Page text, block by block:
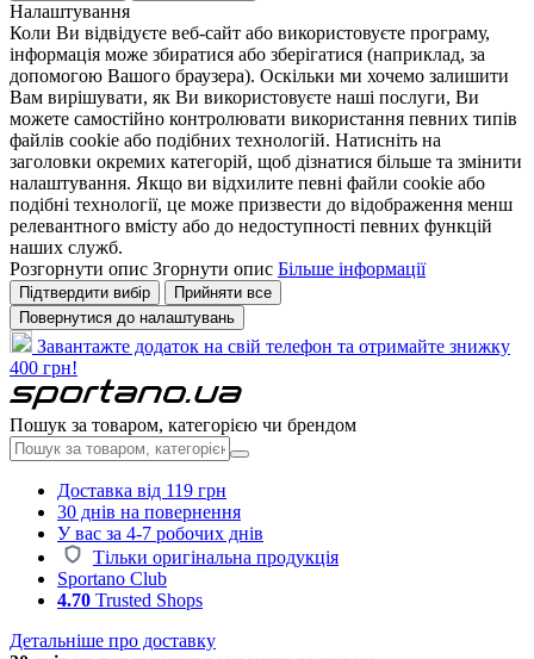
Налаштування
Коли Ви відвідуєте веб-сайт або використовуєте програму,
інформація може збиратися або зберігатися (наприклад, за
допомогою Вашого браузера). Оскільки ми хочемо залишити
Вам вирішувати, як Ви використовуєте наші послуги, Ви
можете самостійно контролювати використання певних типів
файлів cookie або подібних технологій. Натисніть на
заголовки окремих категорій, щоб дізнатися більше та змінити
налаштування. Якщо ви відхилите певні файли cookie або
подібні технології, це може призвести до відображення менш
релевантного вмісту або до недоступності певних функцій
наших служб.
Розгорнути опис Згорнути опис Більше інформації
Підтвердити вибір
Прийняти все
Повернутися до налаштувань
Завантажте додаток на свій телефон та отримайте знижку
400 грн!
Пошук за товаром, категорією чи брендом
Доставка від 119 грн
30 днів на повернення
У вас за 4-7 робочих днів
Тільки оригінальна продукція
Sportano Club
4.70 Trusted Shops
Детальніше про доставку